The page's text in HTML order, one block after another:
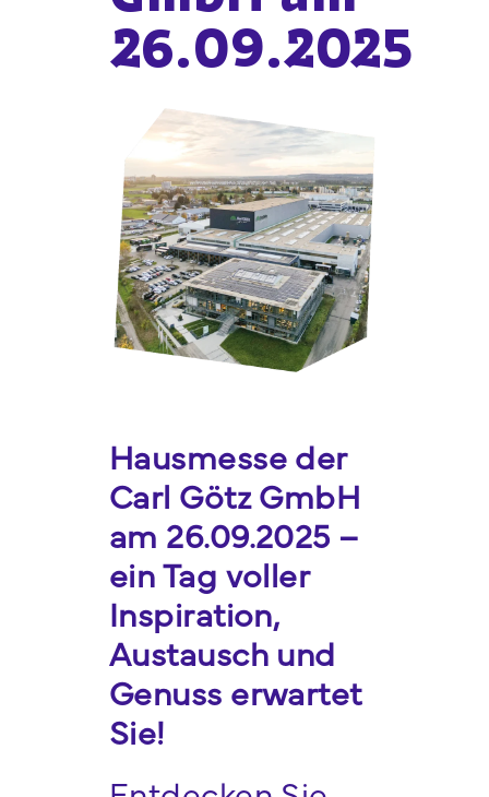
FAQ häufige Fragen
26.09.2025
Hausmesse der
Carl Götz GmbH
am 26.09.2025 –
ein Tag voller
Inspiration,
Austausch und
Genuss erwartet
Sie!